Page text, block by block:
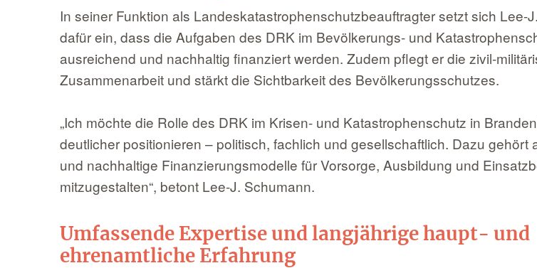
In seiner Funktion als Landeskatastrophenschutzbeauftragter setzt sich Lee-
dafür ein, dass die Aufgaben des DRK im Bevölkerungs- und
ausreichend und nachhaltig finanziert werden. Zudem pflegt er die zivil-
Zusammenarbeit und stärkt die Sichtbarkeit des Bevölkerungsschutzes.
„Ich möchte die Rolle des DRK im Krisen- und Katastrophenschutz in
deutlicher positionieren – politisch, fachlich und gesellschaftlich. Dazu gehört
und nachhaltige Finanzierungsmodelle für Vorsorge, Ausbildung und
mitzugestalten“, betont Lee-J. Schumann.
Umfassende Expertise und langjährige haupt- und
ehrenamtliche Erfahrung